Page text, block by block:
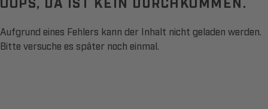
Aufgrund eines Fehlers kann der Inhalt nicht geladen werden.
Bitte versuche es später noch einmal.